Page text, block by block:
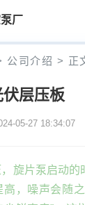
厂
公司介绍 > 正
层压板
05-27 18:34:07
旋片泵启动的
，噪声会随